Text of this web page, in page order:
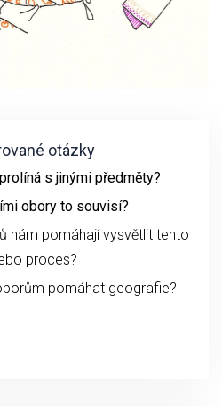
otázky
s jinými předměty?
obory to souvisí?
nám pomáhají vysvětlit tento
proces?
pomáhat geografie?